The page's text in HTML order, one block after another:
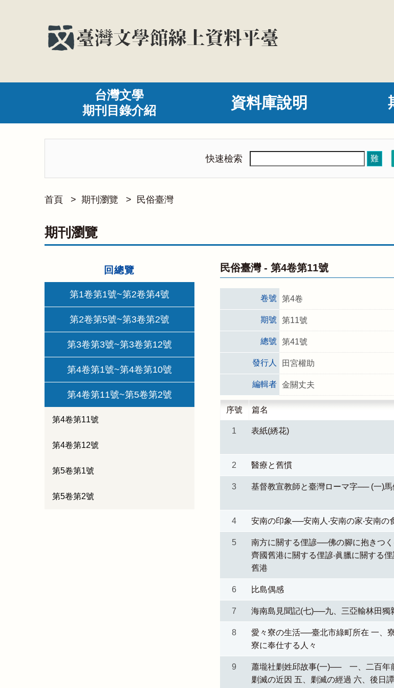
台灣文學
期刊目錄介紹
資料庫說明
快速檢索 難
首頁 > 期刊瀏覽 > 民俗臺灣
期刊瀏覽
回總覽
第1卷第1號~第2卷第4號
第2卷第5號~第3卷第2號
第3卷第3號~第3卷第12號
第4卷第1號~第4卷第10號
第4卷第11號~第5卷第2號
第4卷第11號
第4卷第12號
第5卷第1號
第5卷第2號
民俗臺灣 - 第4卷第11號
卷號 第4卷
期號 第11號
總號 第41號
發行人 田宮權助
編輯者 金關丈夫
序號 篇名
1 表紙(綉花)
2 醫療と舊慣
3 基督教宣教師と臺灣ローマ字── (一)
4 安南の印象──安南人‧安南の家‧安南の
5
南方に關する俚諺──佛の腳に抱きつく
齊國舊港に關する俚諺‧眞臘に關する俚
舊港
6 比島偶感
7 海南島見聞記(七)──九、三亞輸林田獨
8
愛々寮の生活──臺北市綠町所在 一、
寮に奉仕する人々
9
蕭壠社剿姓邱故事(一)── 一、二百年
剿滅の近因 五、剿滅の經過 六、後日